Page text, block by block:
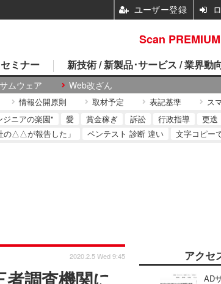
ムウェア Web改ざん
ミナー 新技術 / 新製品･サービス / 業界動
情報公開原則 取材予定 表記基準 ス
ジニアの楽園" 愛 賞金稼ぎ 訴訟 行政指導 更迭
の△△が報告した」
ペンテスト 診断 違い 文字コピー
者調査機関に
2020.2.5 Wed 9:45 アクセ
AD
Scan
ユーザー登録